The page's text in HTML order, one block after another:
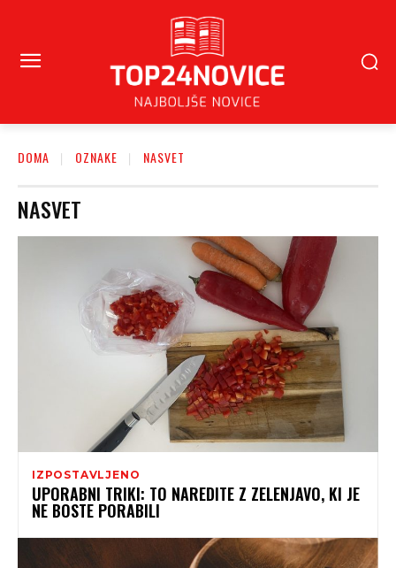
DOMA OZNAKE NASVET
NASVET
IZPOSTAVLJENO
UPORABNI TRIKI: TO NAREDITE Z ZELENJAVO, KI JE
NE BOSTE PORABILI